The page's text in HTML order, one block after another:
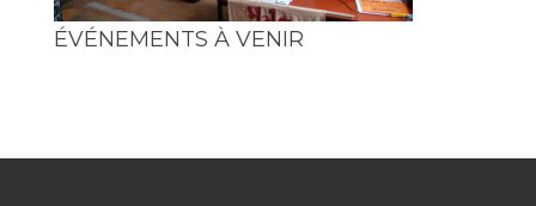
ÉVÉNEMENTS À VENIR